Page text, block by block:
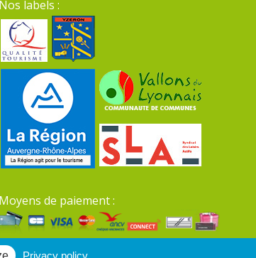
Nos labels :
Moyens de paiement :
légales du site
Privacy policy